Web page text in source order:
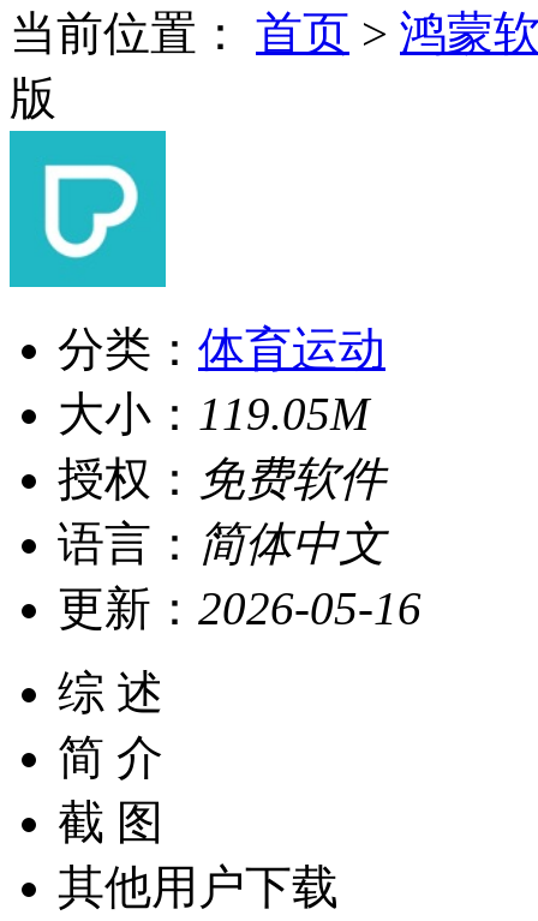
当前位置： 首页 > 鸿蒙
版
分类： 体育运动
大小： 119.05M
授权： 免费软件
语言： 简体中文
更新： 2026-05-16
综 述
简 介
截 图
其他用户下载